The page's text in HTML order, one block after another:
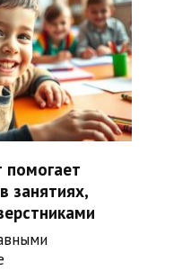
помогает
занятиях,